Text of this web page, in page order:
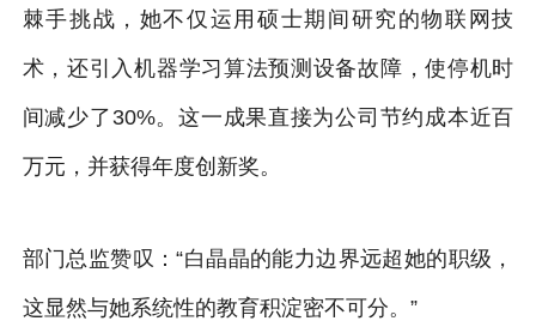
棘手挑战，她不仅运用硕士期间研究的物联网技
术，还引入机器学习算法预测设备故障，使停机时
间减少了30%。这一成果直接为公司节约成本近百
万元，并获得年度创新奖。
部门总监赞叹：“白晶晶的能力边界远超她的职级，
这显然与她系统性的教育积淀密不可分。”